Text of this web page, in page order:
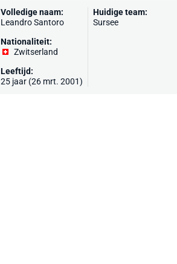
Volledige naam:
Leandro Santoro
Nationaliteit:
Zwitserland
Leeftijd:
25 jaar (26 mrt. 2001)
Huidige team:
Sursee